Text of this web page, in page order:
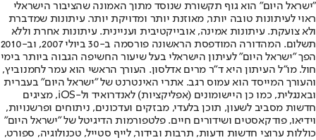
"ישראל היום" הוא גוף תקשורת שנוסד מתוך האמונה שהציבור הישראלי
ראוי לעיתונות טובה יותר, מאוזנת יותר ומדויקת יותר. עיתונות שמדברת
ולא צועקת. עיתונות אמינה, אובייקטיבית ועניינית. עיתונות אחרת וללא
תשלום. המהדורה המודפסת הראשונה פורסמה ב-30 ביולי 2007, וב-2010
הפך "ישראל היום" לעיתון הישראלי בעל שיעור החשיפה הגבוה ביותר בימי
חול. מו"ל העיתון היא ד"ר מרים אדלסון. העורך הראשי הוא עמר לחמנוביץ,
והעורך המייסד הוא עמוס רגב. אתרי האינטרנט של "ישראל היום" בעברית
ובאנגלית, כמו כן היישומונים (אפליקציות) לאנדרואיד ול-iOS, מציגים
חדשות מסביב לשעון, תוכן בלעדי, מבזקים ועדכונים, ניתוחים ופרשנויות,
וידיאו, פודקאסטים ושידורים חיים. פלטפורמות הדיגיטל של "ישראל היום"
כוללות ערוצי חדשות ודעות, תרבות ובידור, לייף סטייל, טכנולוגיה, ספורט,